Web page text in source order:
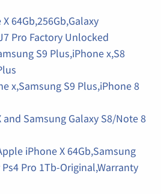
64Gb,256Gb,Galaxy
Pro Factory Unlocked
S9 Plus,iPhone x,S8
x,Samsung S9 Plus,iPhone 8
Samsung Galaxy S8/Note 8
iPhone X 64Gb,Samsung
Ps4 Pro 1Tb-Original,Warranty